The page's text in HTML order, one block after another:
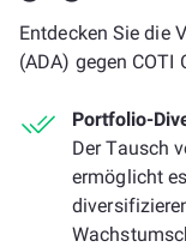
Entdecken Sie die
(ADA) gegen COTI
Portfolio-
Der Tausch
ermöglicht